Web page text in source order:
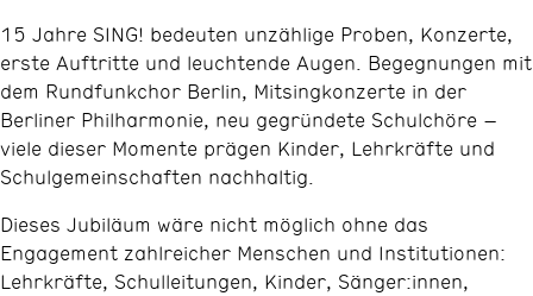
15 Jahre SING! bedeuten unzählige Proben, Konzerte,
erste Auftritte und leuchtende Augen. Begegnungen mit
dem Rundfunkchor Berlin, Mitsingkonzerte in der
Berliner Philharmonie, neu gegründete Schulchöre –
viele dieser Momente prägen Kinder, Lehrkräfte und
Schulgemeinschaften nachhaltig.
Dieses Jubiläum wäre nicht möglich ohne das
Engagement zahlreicher Menschen und Institutionen:
Lehrkräfte, Schulleitungen, Kinder, Sänger:innen,